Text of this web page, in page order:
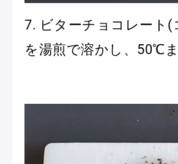
7. ビターチョコレート
を湯煎で溶かし、50℃ま